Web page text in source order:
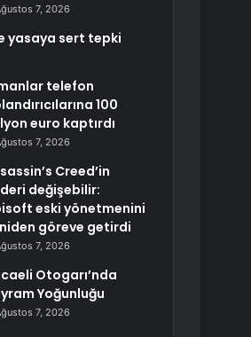
7, 2026
yasaya sert tepki
telefon
100
euro kaptırdı
7, 2026
Creed’in
değişebilir:
eski yönetmenini
göreve getirdi
7, 2026
Otogarı’nda
Yoğunluğu
7, 2026